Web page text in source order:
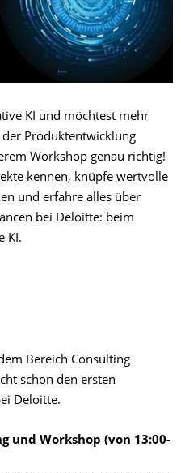
KI und möchtest mehr
Produktentwicklung
Workshop genau richtig!
kennen, knüpfe wertvolle
und erfahre alles über
bei Deloitte: beim
KI.
Bereich Consulting
schon den ersten
Deloitte.
und Workshop (von 13:00-